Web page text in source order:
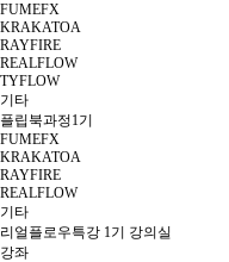
FUMEFX
KRAKATOA
RAYFIRE
REALFLOW
TYFLOW
기타
플립북과정1기
FUMEFX
KRAKATOA
RAYFIRE
REALFLOW
기타
리얼플로우특강 1기 강의실
강좌